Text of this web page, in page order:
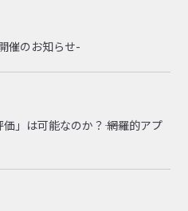
催のお知らせ-
」は可能なのか？―― 網羅的アプ